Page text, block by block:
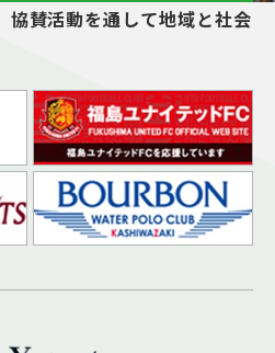
協賛活動を通して地域と社会